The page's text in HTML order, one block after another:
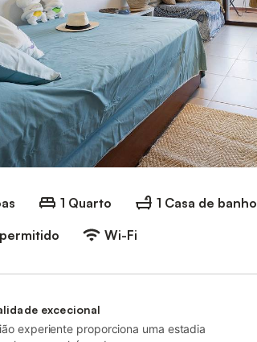
1 Quarto 1 Casa de banho
Wi-Fi
excecional
experiente proporciona uma estadia